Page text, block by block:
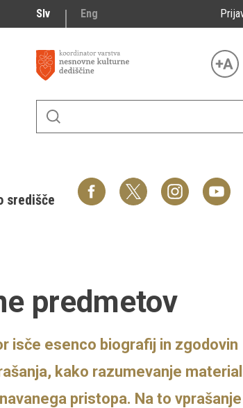
Slv Eng
središče
predmetov
isče esenco biografij in zgodovin
kako razumevanje
pristopa. Na to vprašanje